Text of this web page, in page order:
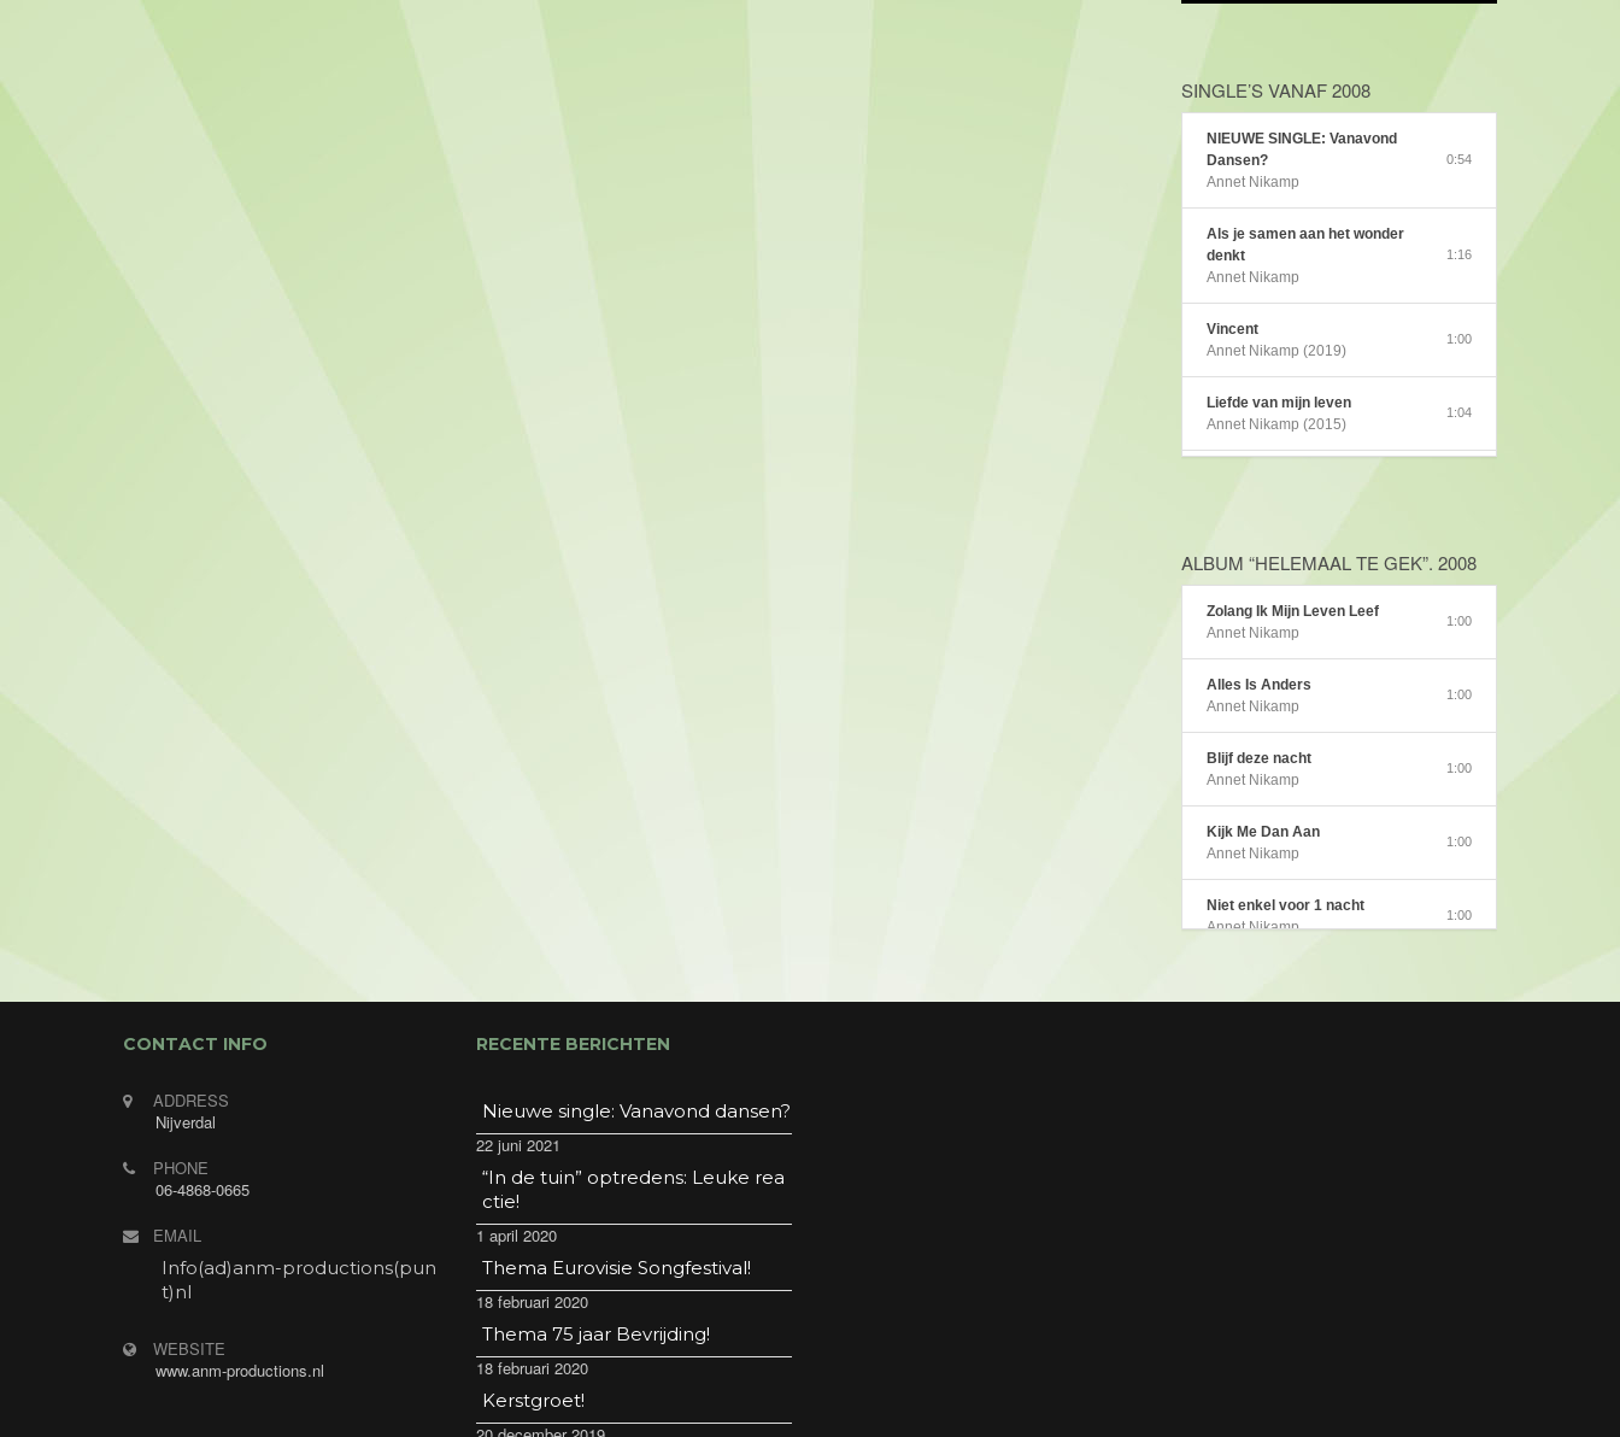
SINGLE’S VANAF 2008
NIEUWE SINGLE: Vanavond
Dansen?
Annet Nikamp
0:54
Als je samen aan het wonder
denkt
Annet Nikamp
1:16
Vincent
Annet Nikamp (2019)
1:00
Liefde van mijn leven
Annet Nikamp (2015)
1:04
Annet Nikamp (2012)
1:00
Zie mij
Annet Nikamp (2011)
See me
Annet Nikamp (2011)
Steeds opnieuw
Annet Nikamp (2011)
Jong & Eigenwijs
Annet Nikamp (2010)
Dokte Dokter
1:00
1:00
ALBUM “HELEMAAL TE GEK”. 2008
Zolang Ik Mijn Leven Leef
Annet Nikamp
1:00
Alles Is Anders
Annet Nikamp
1:00
Blijf deze nacht
Annet Nikamp
1:00
Kijk Me Dan Aan
Annet Nikamp
1:00
Niet enkel voor 1 nacht
Annet Nikamp
1:00
Annet Nikamp
CONTACT INFO
ADDRESS
Nijverdal
PHONE
06-4868-0665
EMAIL
Info(ad)anm-productions(pun
t)nl
WEBSITE
www.anm-productions.nl
RECENTE BERICHTEN
Nieuwe single: Vanavond dansen?
22 juni 2021
“In de tuin” optredens: Leuke rea
ctie!
1 april 2020
Thema Eurovisie Songfestival!
18 februari 2020
Thema 75 jaar Bevrijding!
18 februari 2020
Kerstgroet!